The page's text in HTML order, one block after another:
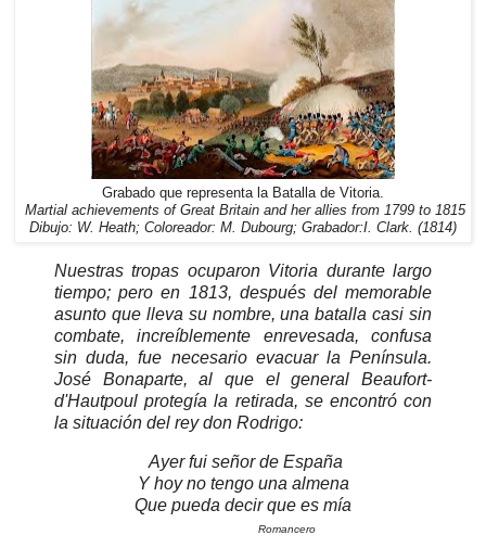
Grabado que representa la Batalla de Vitoria.
Martial achievements of Great Britain and her allies from 1799 to 1815
Dibujo: W. Heath; Coloreador: M. Dubourg; Grabador:I. Clark. (1814)
Nuestras tropas ocuparon Vitoria durante largo
tiempo; pero en 1813, después del memorable
asunto que lleva su nombre, una batalla casi sin
combate, increíblemente enrevesada, confusa
sin duda, fue necesario evacuar la Península.
José Bonaparte, al que el general Beaufort-
d'Hautpoul protegía la retirada, se encontró con
la situación del rey don Rodrigo:
Ayer fui señor de España
Y hoy no tengo una almena
Que pueda decir que es mía
Romancero